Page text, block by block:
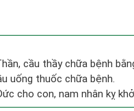
cầu thầy chữa bệnh
uống thuốc chữa bệnh.
cho con, nam nhân kỵ